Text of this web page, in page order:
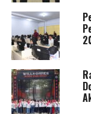
Ketua Senat,
baik setiap visi,
disampaikan oleh
pemilihan Rektor
bersama dan
demokratis.